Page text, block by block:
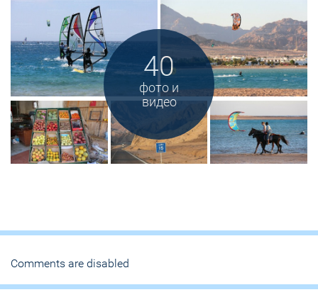
40
фото и
видео
Comments are disabled